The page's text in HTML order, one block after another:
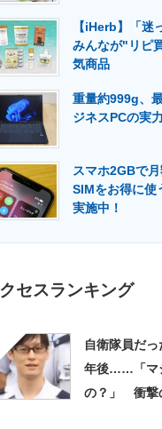
ディア 建設×テクノ
【iHerb】「迷
みんなが"リピ
気商品
重量約999g、
ジネスPCの実
スマホ2GBで
SIMをお得に使
実施中！
セスランキング
自衛隊員だ
年後……「マ
の？」 衝撃